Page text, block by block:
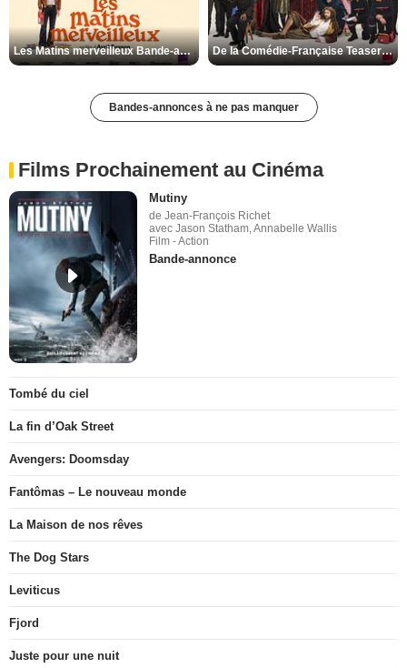
Les Matins merveilleux Bande-annonce VF De la Comédie-Française Teaser VF
Bandes-annonces à ne pas manquer
Films Prochainement au Cinéma
Mutiny
de Jean-François Richet
avec Jason Statham, Annabelle Wallis
Film - Action
Bande-annonce
Tombé du ciel
La fin d’Oak Street
Avengers: Doomsday
Fantômas – Le nouveau monde
La Maison de nos rêves
The Dog Stars
Leviticus
Fjord
Juste pour une nuit